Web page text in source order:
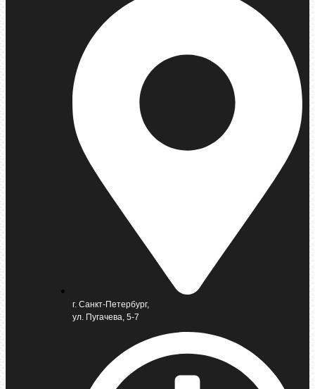
г. Санкт-Петербург,
ул. Пугачева, 5-7